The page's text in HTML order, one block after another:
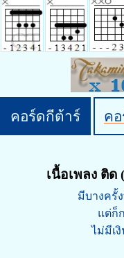
คอร์ดกีต้าร์ คอ
เนื้อเพลง ติด
มีบางครั้
แต่ก็
ไม่มีเ